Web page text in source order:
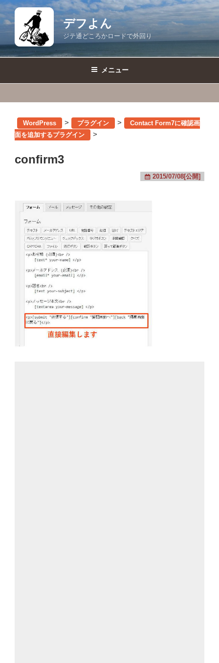
コ
ン
デフよん
ジテ通どころかロードで外回り
メニュー
WordPress > プラグイン >
Contact Form7に確認画
面を追加するプラグイン
>
confirm3
2015/07/08[公開]